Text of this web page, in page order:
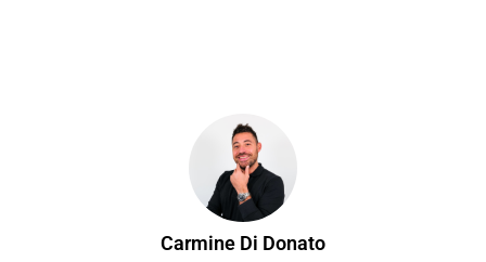
Carmine Di Donato